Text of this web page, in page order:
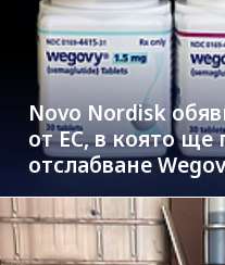
Novo Nordisk
от ЕС, в която ще
отслабване